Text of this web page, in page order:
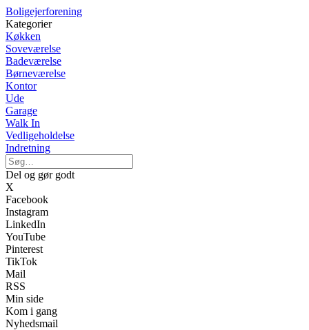
Boligejerforening
Kategorier
Køkken
Soveværelse
Badeværelse
Børneværelse
Kontor
Ude
Garage
Walk In
Vedligeholdelse
Indretning
Del og gør godt
X
Facebook
Instagram
LinkedIn
YouTube
Pinterest
TikTok
Mail
RSS
Min side
Kom i gang
Nyhedsmail